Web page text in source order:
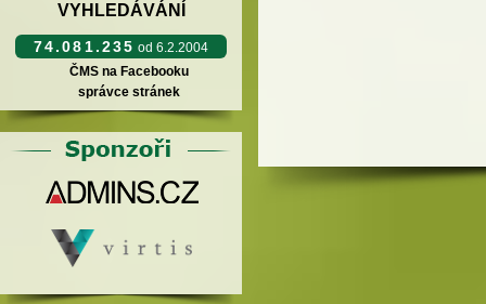
VYHLEDÁVÁNÍ
74.081.235 od 6.2.2004
ČMS na Facebooku
správce stránek